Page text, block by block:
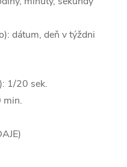
dátum, deň v týždni
1/20 sek.
min.